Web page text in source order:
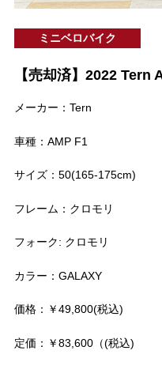
ミニベロバイク
【売却済】2022 Tern
メーカー：Tern
車種：AMP F1
サイズ：50(165-175cm)
フレーム：クロモリ
フォーク: クロモリ
カラー：GALAXY
価格：￥49,800(税込)
定価：￥83,600（(税込)